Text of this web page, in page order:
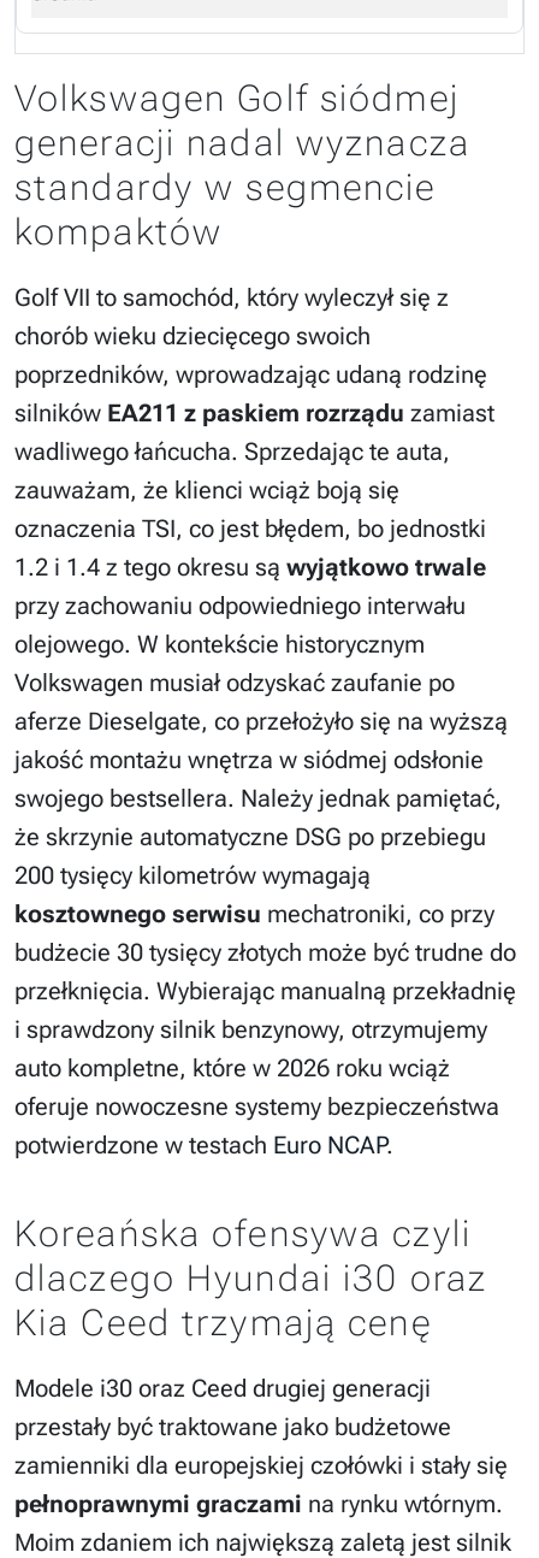
Volkswagen Golf siódmej
generacji nadal wyznacza
standardy w segmencie
kompaktów
Golf VII to samochód, który wyleczył się z
chorób wieku dziecięcego swoich
poprzedników, wprowadzając udaną rodzinę
silników EA211 z paskiem rozrządu zamiast
wadliwego łańcucha. Sprzedając te auta,
zauważam, że klienci wciąż boją się
oznaczenia TSI, co jest błędem, bo jednostki
1.2 i 1.4 z tego okresu są wyjątkowo trwale
przy zachowaniu odpowiedniego interwału
olejowego. W kontekście historycznym
Volkswagen musiał odzyskać zaufanie po
aferze Dieselgate, co przełożyło się na wyższą
jakość montażu wnętrza w siódmej odsłonie
swojego bestsellera. Należy jednak pamiętać,
że skrzynie automatyczne DSG po przebiegu
200 tysięcy kilometrów wymagają
kosztownego serwisu mechatroniki, co przy
budżecie 30 tysięcy złotych może być trudne do
przełknięcia. Wybierając manualną przekładnię
i sprawdzony silnik benzynowy, otrzymujemy
auto kompletne, które w 2026 roku wciąż
oferuje nowoczesne systemy bezpieczeństwa
potwierdzone w testach Euro NCAP.
Koreańska ofensywa czyli
dlaczego Hyundai i30 oraz
Kia Ceed trzymają cenę
Modele i30 oraz Ceed drugiej generacji
przestały być traktowane jako budżetowe
zamienniki dla europejskiej czołówki i stały się
pełnoprawnymi graczami na rynku wtórnym.
Moim zdaniem ich największą zaletą jest silnik